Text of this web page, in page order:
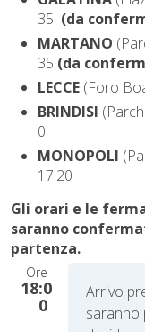
35 (da
MARTANO
35 (da
LECCE (Foro
BRINDISI
0
MONOPOLI
17:20
Gli orari e le
saranno
partenza.
Ore
18:0
0
Arrivo
saranno